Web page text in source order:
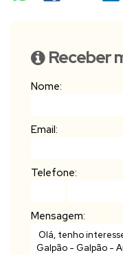
Receber
Nome:
Email:
Telefone:
Mensagem: